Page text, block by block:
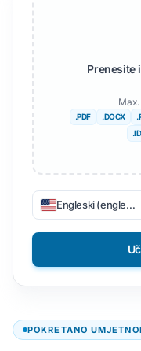
POKRETANO
Prenesite
.PDF .DOCX
Engleski